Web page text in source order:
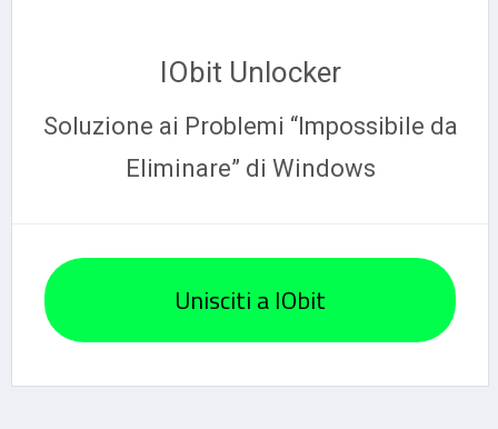
IObit Unlocker
Soluzione ai Problemi “Impossibile da
Eliminare” di Windows
Unisciti a IObit